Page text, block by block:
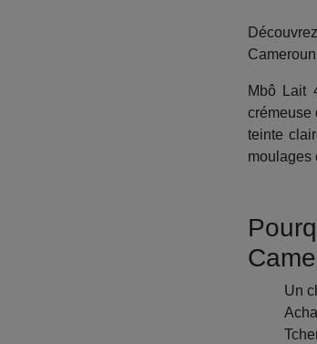
Cameroun
Mbô Lait
crémeuse
teinte
moulages
Un